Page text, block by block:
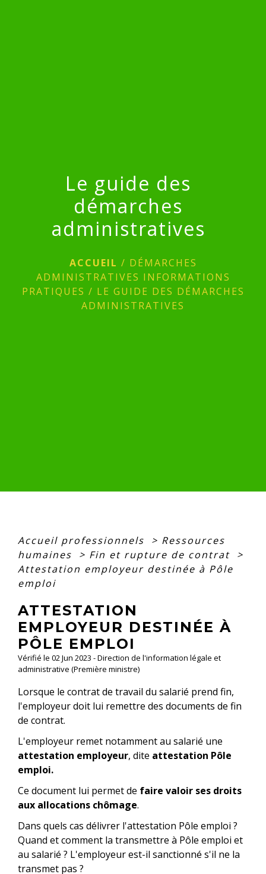
Le guide des
démarches
administratives
ACCUEIL / DÉMARCHES
ADMINISTRATIVES INFORMATIONS
PRATIQUES / LE GUIDE DES DÉMARCHES
ADMINISTRATIVES
Accueil professionnels > Ressources
humaines
> Fin et rupture de contrat >
Attestation employeur destinée à Pôle
emploi
ATTESTATION
EMPLOYEUR DESTINÉE À
PÔLE EMPLOI
Vérifié le 02 Jun 2023 - Direction de l'information légale et
administrative (Première ministre)
Lorsque le contrat de travail du salarié prend fin,
l'employeur doit lui remettre des documents de fin
de contrat.
L'employeur remet notamment au salarié une
attestation employeur, dite attestation Pôle
emploi.
Ce document lui permet de faire valoir ses droits
aux allocations chômage.
Dans quels cas délivrer l'attestation Pôle emploi ?
Quand et comment la transmettre à Pôle emploi et
au salarié ? L'employeur est-il sanctionné s'il ne la
transmet pas ?